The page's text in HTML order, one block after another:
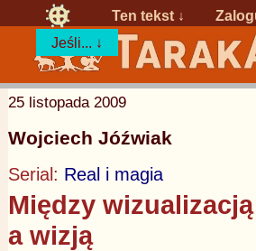
Ten tekst ↓
Jeśli... ↓
25 listopada 2009
Wojciech Jóźwiak
Serial: Real i magia
Między wizualizacją
a wizją